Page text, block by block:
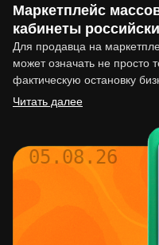
Маркетплейс
кабинеты
Для продавца на
может означать не просто
фактическую остановку
выдачи, реклама перестаёт
Читать далее
05.08.26